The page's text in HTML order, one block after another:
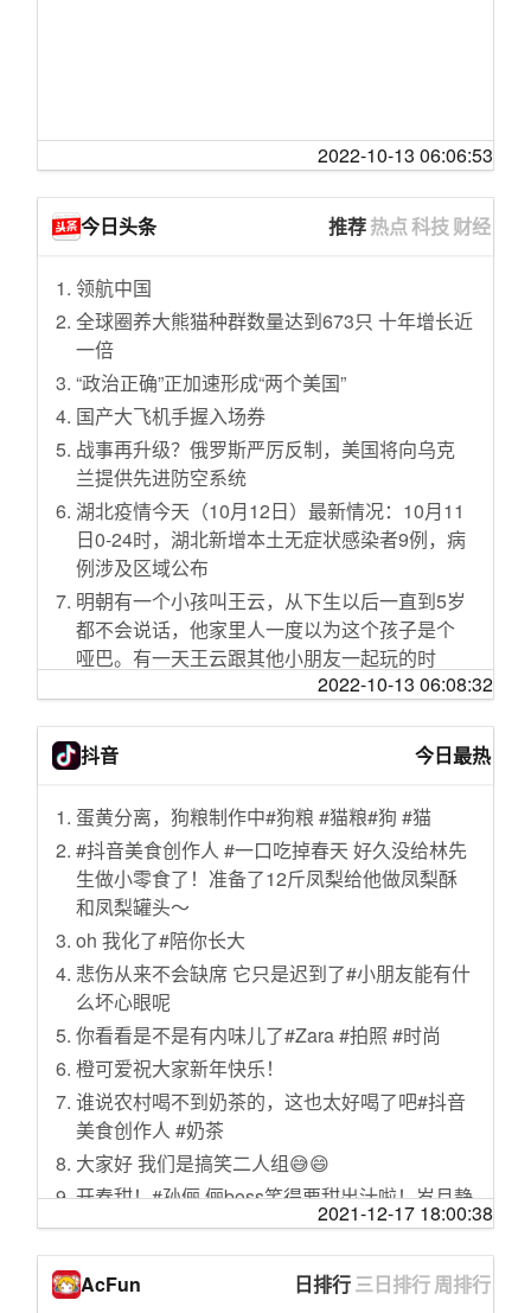
2022-10-13 06:06:53
今日头条 推荐热点科技财经
领航中国
全球圈养大熊猫种群数量达到673只 十年增长近
一倍
“政治正确”正加速形成“两个美国”
国产大飞机手握入场券
战事再升级？俄罗斯严厉反制，美国将向乌克
兰提供先进防空系统
湖北疫情今天（10月12日）最新情况：10月11
日0-24时，湖北新增本土无症状感染者9例，病
例涉及区域公布
明朝有一个小孩叫王云，从下生以后一直到5岁
都不会说话，他家里人一度以为这个孩子是个
哑巴。有一天王云跟其他小朋友一起玩的时
候，遇到了一个老和尚，老和尚摸了摸王云的
转头就走了。周围的人百思不得其解，又觉得
这件事很奇怪，于是就把事情的经过告诉了王
一图回顾党的历次代表大会
建设文化强国，铸就中华文化新辉煌
国家统计局：我国贫困地区农村居民收入持续
较快增长
罕见公开！中国海军全新亮相的长征18号艇南
海演训画面
下水道堵塞了，别再用热水冲了，教你3招正确
实用小妙招，快速疏通无异味
与拜登唱“对台戏” 普京中东行有哪些看点？
高校毛概女老师被赞“神仙颜值”，校方：她今年
才毕业刚入职，个子高很好看，教学能力也出
众
美国911恐怖袭击，正在直播的摄影机，拍下完
整撞击画面
高价请大仙作法 妻子被放锅里蒸痛苦哀嚎 丈夫
含泪：你再坚持坚持
2022-10-13 06:08:32
抖音 今日最热
蛋黄分离，狗粮制作中#狗粮 #猫粮#狗 #猫
#抖音美食创作人 #一口吃掉春天 好久没给林先
生做小零食了！准备了12斤凤梨给他做凤梨酥
和凤梨罐头～
oh 我化了#陪你长大
悲伤从来不会缺席 它只是迟到了#小朋友能有什
么坏心眼呢
你看看是不是有内味儿了#Zara #拍照 #时尚
橙可爱祝大家新年快乐！
谁说农村喝不到奶茶的，这也太好喝了吧#抖音
美食创作人 #奶茶
大家好 我们是搞笑二人组😅😄
开春甜！#孙俪 俪boss笑得要甜出汁啦！岁月静
好，有你相伴，祝大家#情人节快乐 ❤️@抖音小
助手
和 @T-Crayon 一起 #合拍 嘿 来了
2021-12-17 18:00:38
AcFun 日排行三日排行周排行